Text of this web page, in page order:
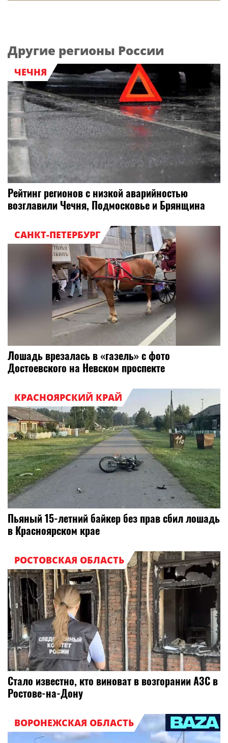
Другие регионы России
ЧЕЧНЯ
Рейтинг регионов с низкой аварийностью
возглавили Чечня, Подмосковье и Брянщина
САНКТ-ПЕТЕРБУРГ
Лошадь врезалась в «газель» с фото
Достоевского на Невском проспекте
КРАСНОЯРСКИЙ КРАЙ
Пьяный 15-летний байкер без прав сбил лошадь
в Красноярском крае
РОСТОВСКАЯ ОБЛАСТЬ
Стало известно, кто виноват в возгорании АЗС в
Ростове-на-Дону
ВОРОНЕЖСКАЯ ОБЛАСТЬ